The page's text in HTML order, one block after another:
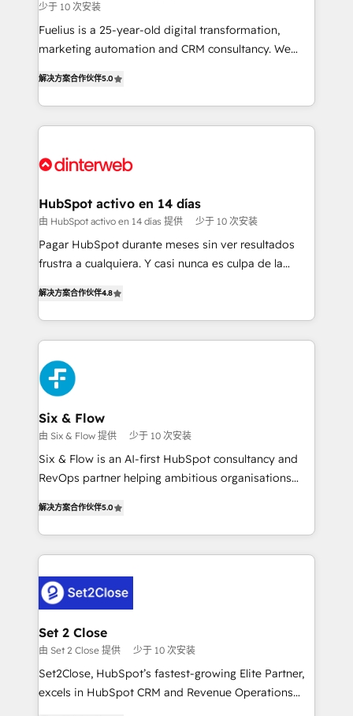
can support public sector companies as well the
other ones listed in our profile. Our services: -
HubSpot implementation - HubSpot CMS website
is there for you to: - Grow revenue, and run your
business more efficiently - Build stronger
relationships with customers - Make better
more people - Get the most out of your HubSpot
少于 10 次安装
Fuelius is a 25-year-old digital transformation,
marketing automation and CRM consultancy. We
maximise their return from digital and fuel their
growth. We modernise platforms, streamline
operations that are causing inefficiencies, improve
supercharge revenue operations Key services: • CRM
Transformation / Web Development • RevOps &
Sales Consulting • Marketing Automation What
makes us different? 🚀 Top 0.5% of global HubSpot
agencies ⚙️ The strongest technical ability and
partners who will embed ourselves into your
business, processes and systems 🏢 We specialise in
complex use cases 🏆 CRM Implementation,
Platform Enablement, Custom Integration and
Certified
解决方案合作伙伴5.0
HubSpot activo en 14 días
由 HubSpot activo en 14 días 提供 少于 10 次安装
Pagar HubSpot durante meses sin ver resultados
frustra a cualquiera. Y casi nunca es culpa de la
implementó. Trabajamos con un catálogo de +80
casos de uso: cada uno resuelve un problema
concreto de tu operación en HubSpot. La entrega
toma de 1 a 3 semanas por caso, abordamos varios
en paralelo cuando tiene sentido, y siempre
confirmamos resultados antes de seguir avanzando.
Empiezas a ver resultados antes de que termine el
mes. 🏆 HubSpot Partner of the Year 2022, máximo
reconocimiento del ecosistema. Elite Solutions
Partner, el nivel más alto. +700 clientes
Hospital ABC, Hogares Unión, Yves Rocher,
MacStore, Café Britt, Bella Piel, confiaron en
respuestas para empezar. Te ayudamos a identificar
el primer caso de uso que más impacto te dará.
días.
解决方案合作伙伴4.8
Six & Flow
由 Six & Flow 提供 少于 10 次安装
Six & Flow is an AI-first HubSpot consultancy and
RevOps partner helping ambitious organisations
Operating across the UK, Netherlands, Ireland, and
Canada, we’ve delivered thousands of successful
HubSpot projects for mid-market and enterprise
combine HubSpot, data, and AI to design connected
go-to-market systems that align people, process,
and technology for predictable, scalable revenue
growth. Our expertise spans RevOps, CRM and data
architecture, AI enablement, and strategic marketing,
delivered through our proprietary FLAIR framework
解决方案合作伙伴5.0
Set 2 Close
由 Set 2 Close 提供 少于 10 次安装
Set2Close, HubSpot’s fastest-growing Elite Partner,
excels in HubSpot CRM and Revenue Operations